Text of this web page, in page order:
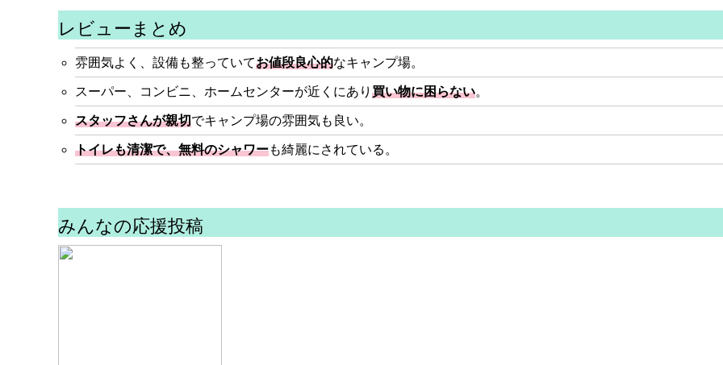
レビューまとめ
雰囲気よく、設備も整っていてお値段良心的なキャンプ場。
スーパー、コンビニ、ホームセンターが近くにあり 買い物に困らない。
スタッフさんが親切でキャンプ場の雰囲気も良い。
トイレも清潔で、無料のシャワーも綺麗にされている。
みんなの応援投稿